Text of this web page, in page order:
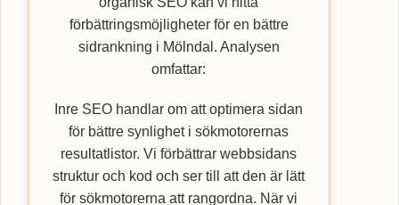
förbättringsmöjligheter för en bättre
sidrankning i Mölndal. Analysen
omfattar:
Inre SEO handlar om att optimera sidan
för bättre synlighet i sökmotorernas
resultatlistor. Vi förbättrar webbsidans
struktur och kod och ser till att den är lätt
för sökmotorerna att rangordna. När vi